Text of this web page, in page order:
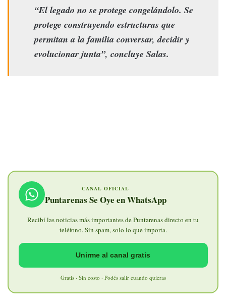
“El legado no se protege congelándolo. Se
protege construyendo estructuras que
permitan a la familia conversar, decidir y
evolucionar junta”, concluye Salas.
CANAL OFICIAL
Puntarenas Se Oye en WhatsApp
Recibí las noticias más importantes de Puntarenas directo en tu
teléfono. Sin spam, solo lo que importa.
Unirme al canal gratis
Gratis · Sin costo · Podés salir cuando quieras